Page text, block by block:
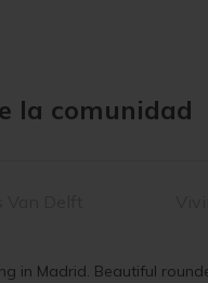
la comunidad
in Madrid. Beautiful